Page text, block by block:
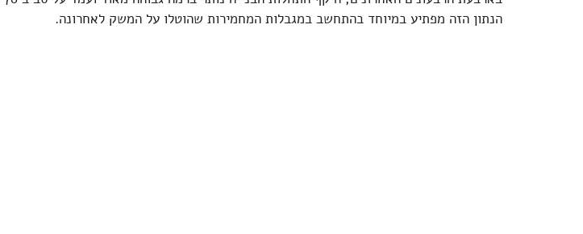
הנתון הזה מפתיע במיוחד בהתחשב במגבלות המחמירות שהוטלו על המשק לאחרונה.